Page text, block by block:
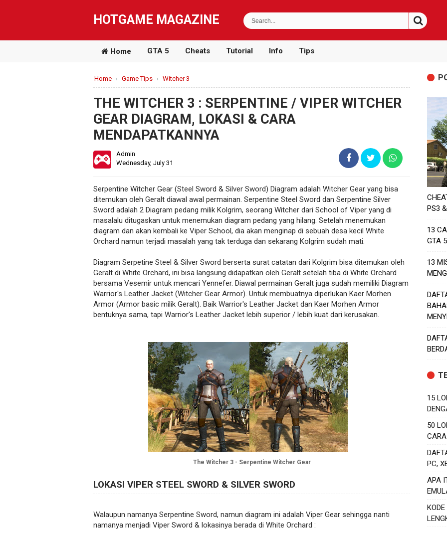
HOTGAME MAGAZINE
Home GTA 5 Cheats Tutorial Info Tips
Home › Game Tips › Witcher 3
THE WITCHER 3 : SERPENTINE / VIPER WITCHER
GEAR DIAGRAM, LOKASI & CARA
MENDAPATKANNYA
Admin
Wednesday, July 31
Serpentine Witcher Gear (Steel Sword & Silver Sword) Diagram adalah Witcher Gear yang bisa
ditemukan oleh Geralt diawal awal permainan. Serpentine Steel Sword dan Serpentine Silver
Sword adalah 2 Diagram pedang milik Kolgrim, seorang Witcher dari School of Viper yang di
masalalu ditugaskan untuk menemukan diagram pedang yang hilang. Setelah menemukan
diagram dan akan kembali ke Viper School, dia akan menginap di sebuah desa kecil White
Orchard namun terjadi masalah yang tak terduga dan sekarang Kolgrim sudah mati.
Diagram Serpetine Steel & Silver Sword berserta surat catatan dari Kolgrim bisa ditemukan oleh
Geralt di White Orchard, ini bisa langsung didapatkan oleh Geralt setelah tiba di White Orchard
bersama Vesemir untuk mencari Yennefer. Diawal permainan Geralt juga sudah memiliki Diagram
Warrior's Leather Jacket (Witcher Gear Armor). Untuk membuatnya diperlukan Kaer Morhen
Armor (Armor basic milik Geralt). Baik Warrior's Leather Jacket dan Kaer Morhen Armor
bentuknya sama, tapi Warrior's Leather Jacket lebih superior / lebih kuat dari kerusakan.
The Witcher 3 - Serpentine Witcher Gear
LOKASI VIPER STEEL SWORD & SILVER SWORD
Walaupun namanya Serpentine Sword, namun diagram ini adalah Viper Gear sehingga nanti
namanya menjadi Viper Sword & lokasinya berada di White Orchard :
PS3
13
GTA
13
15
50
PC,
APA